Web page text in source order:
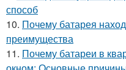
способ
10. Почему батарея
преимущества
11. Почему батареи в